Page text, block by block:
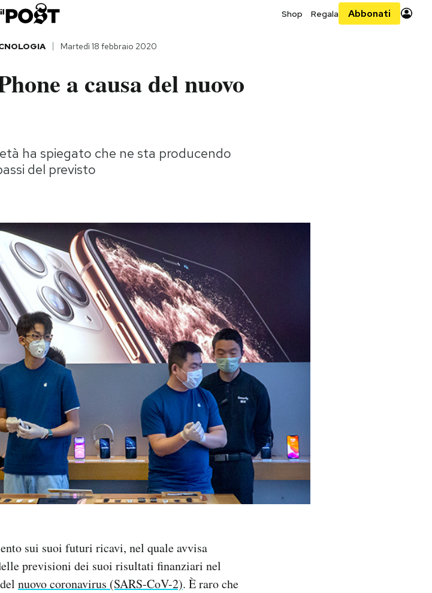
Shop Regala Abbonati
Martedì 18 febbraio 2020
a causa del nuovo
ha spiegato che ne sta producendo
del previsto
sui suoi futuri ricavi, nel quale avvisa
previsioni dei suoi risultati finanziari nel
nuovo coronavirus (SARS-CoV-2). È raro che